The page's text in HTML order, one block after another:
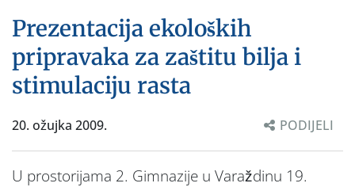
Prezentacija ekoloških
pripravaka za zaštitu bilja i
stimulaciju rasta
20. ožujka 2009. PODIJELI
U prostorijama 2. Gimnazije u Varaždinu 19.